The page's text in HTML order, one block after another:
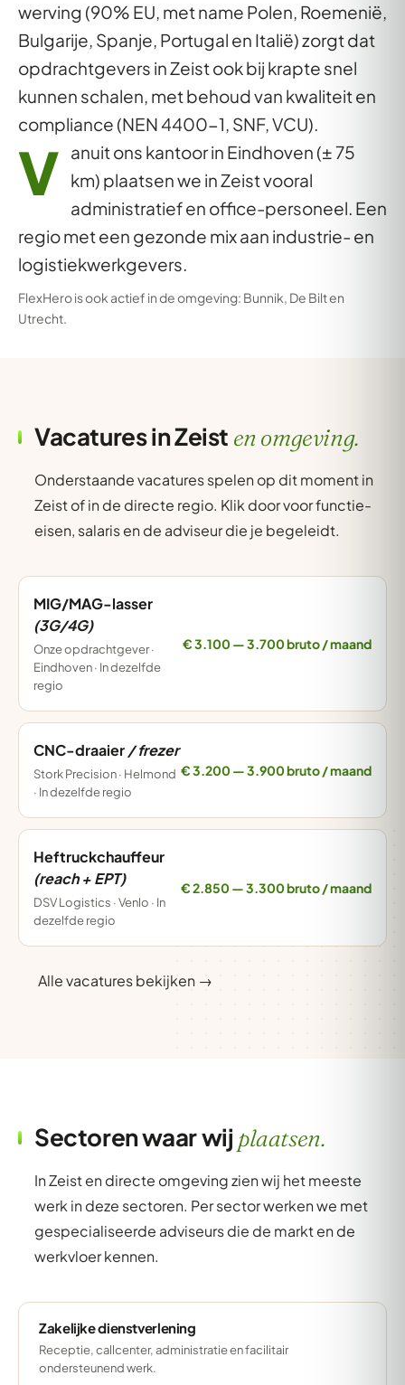
werving (90% EU, met name Polen, Roemenië,
Bulgarije, Spanje, Portugal en Italië) zorgt dat
opdrachtgevers in Zeist ook bij krapte snel
kunnen schalen, met behoud van kwaliteit en
compliance (NEN 4400-1, SNF, VCU).
V anuit ons kantoor in Eindhoven (± 75
km) plaatsen we in Zeist vooral
administratief en office-personeel. Een
regio met een gezonde mix aan industrie- en
logistiekwerkgevers.
FlexHero is ook actief in de omgeving: Bunnik, De Bilten
Utrecht.
Vacatures in Zeist en omgeving.
Onderstaande vacatures spelen op dit moment in
Zeist of in de directe regio. Klik door voor functie-
eisen, salaris en de adviseur die je begeleidt.
MIG/MAG-lasser
(3G/4G)
Onze opdrachtgever ·
Eindhoven · In dezelfde
regio
€ 3.100 — 3.700 bruto / maand
CNC-draaier / frezer
Stork Precision · Helmond
· In dezelfde regio
€ 3.200 — 3.900 bruto / maand
Heftruckchauffeur
(reach + EPT)
DSV Logistics · Venlo · In
dezelfde regio
€ 2.850 — 3.300 bruto / maand
Alle vacatures bekijken →
Sectoren waar wij plaatsen.
In Zeist en directe omgeving zien wij het meeste
werk in deze sectoren. Per sector werken we met
gespecialiseerde adviseurs die de markt en de
werkvloer kennen.
Zakelijke dienstverlening
Receptie, callcenter, administratie en facilitair
ondersteunend werk.